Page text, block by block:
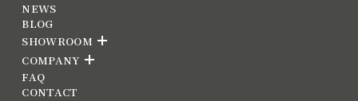
NEWS
BLOG
SHOWROOM
COMPANY
FAQ
CONTACT